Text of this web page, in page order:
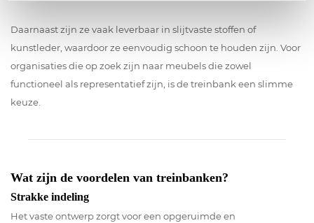
Daarnaast zijn ze vaak leverbaar in slijtvaste stoffen of
kunstleder, waardoor ze eenvoudig schoon te houden zijn. Voor
organisaties die op zoek zijn naar meubels die zowel
functioneel als representatief zijn, is de treinbank een slimme
keuze.
Wat zijn de voordelen van treinbanken?
Strakke indeling
Het vaste ontwerp zorgt voor een opgeruimde en